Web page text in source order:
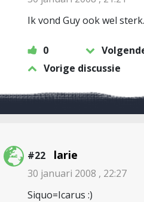
Ik vond Guy ook wel
0
Vorige discussie
#22 larie
30 januari 2008 , 22:27
Siquo=Icarus :)